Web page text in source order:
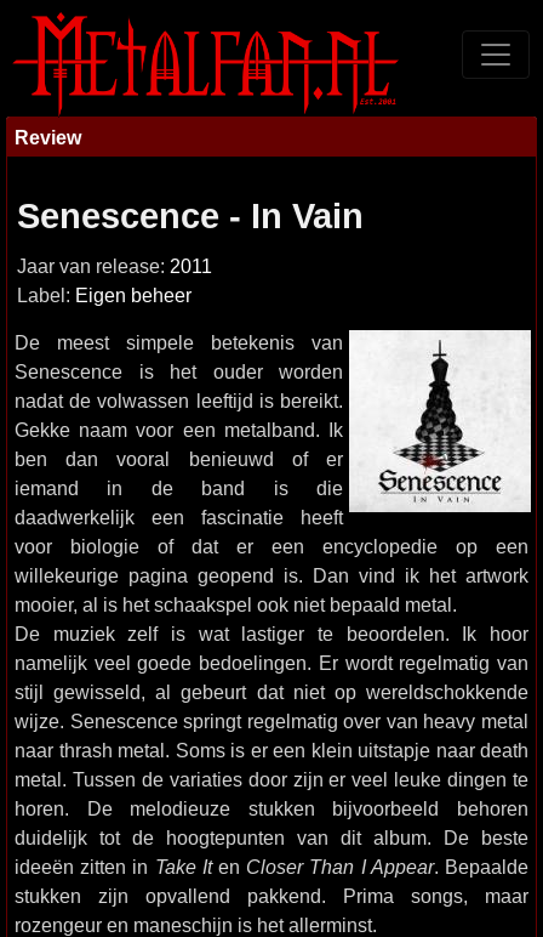
Review
Senescence - In Vain
Jaar van release: 2011
Label: Eigen beheer
De meest simpele betekenis van
Senescence is het ouder worden
nadat de volwassen leeftijd is bereikt.
Gekke naam voor een metalband. Ik
ben dan vooral benieuwd of er
iemand in de band is die
daadwerkelijk een fascinatie heeft
voor biologie of dat er een encyclopedie op een
willekeurige pagina geopend is. Dan vind ik het artwork
mooier, al is het schaakspel ook niet bepaald metal.
De muziek zelf is wat lastiger te beoordelen. Ik hoor
namelijk veel goede bedoelingen. Er wordt regelmatig van
stijl gewisseld, al gebeurt dat niet op wereldschokkende
wijze. Senescence springt regelmatig over van heavy metal
naar thrash metal. Soms is er een klein uitstapje naar death
metal. Tussen de variaties door zijn er veel leuke dingen te
horen. De melodieuze stukken bijvoorbeeld behoren
duidelijk tot de hoogtepunten van dit album. De beste
ideeën zitten in Take Iten Closer Than I Appear. Bepaalde
stukken zijn opvallend pakkend. Prima songs, maar
rozengeur en maneschijn is het allerminst.